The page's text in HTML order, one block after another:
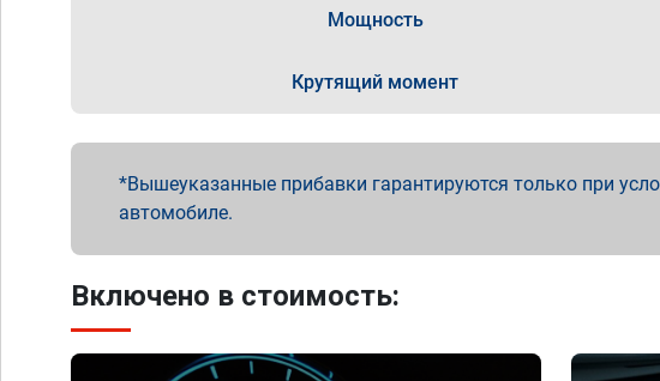
Мощность
Крутящий момент
Вышеуказанные прибавки гарантируются только при
автомобиле.
Включено в стоимость: